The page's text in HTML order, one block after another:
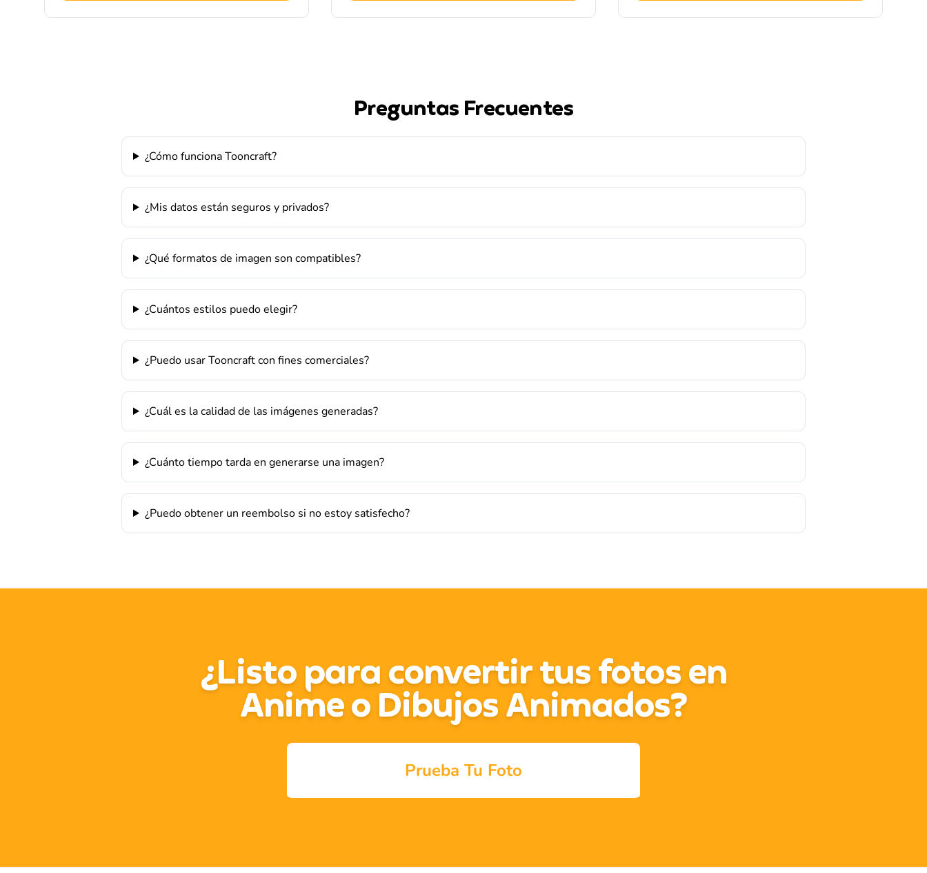
Preguntas Frecuentes
¿Cómo funciona Tooncraft?
¿Mis datos están seguros y privados?
¿Qué formatos de imagen son compatibles?
¿Cuántos estilos puedo elegir?
¿Puedo usar Tooncraft con fines comerciales?
¿Cuál es la calidad de las imágenes generadas?
¿Cuánto tiempo tarda en generarse una imagen?
¿Puedo obtener un reembolso si no estoy satisfecho?
¿Listo para convertir tus fotos en
Anime o Dibujos Animados?
Prueba Tu Foto